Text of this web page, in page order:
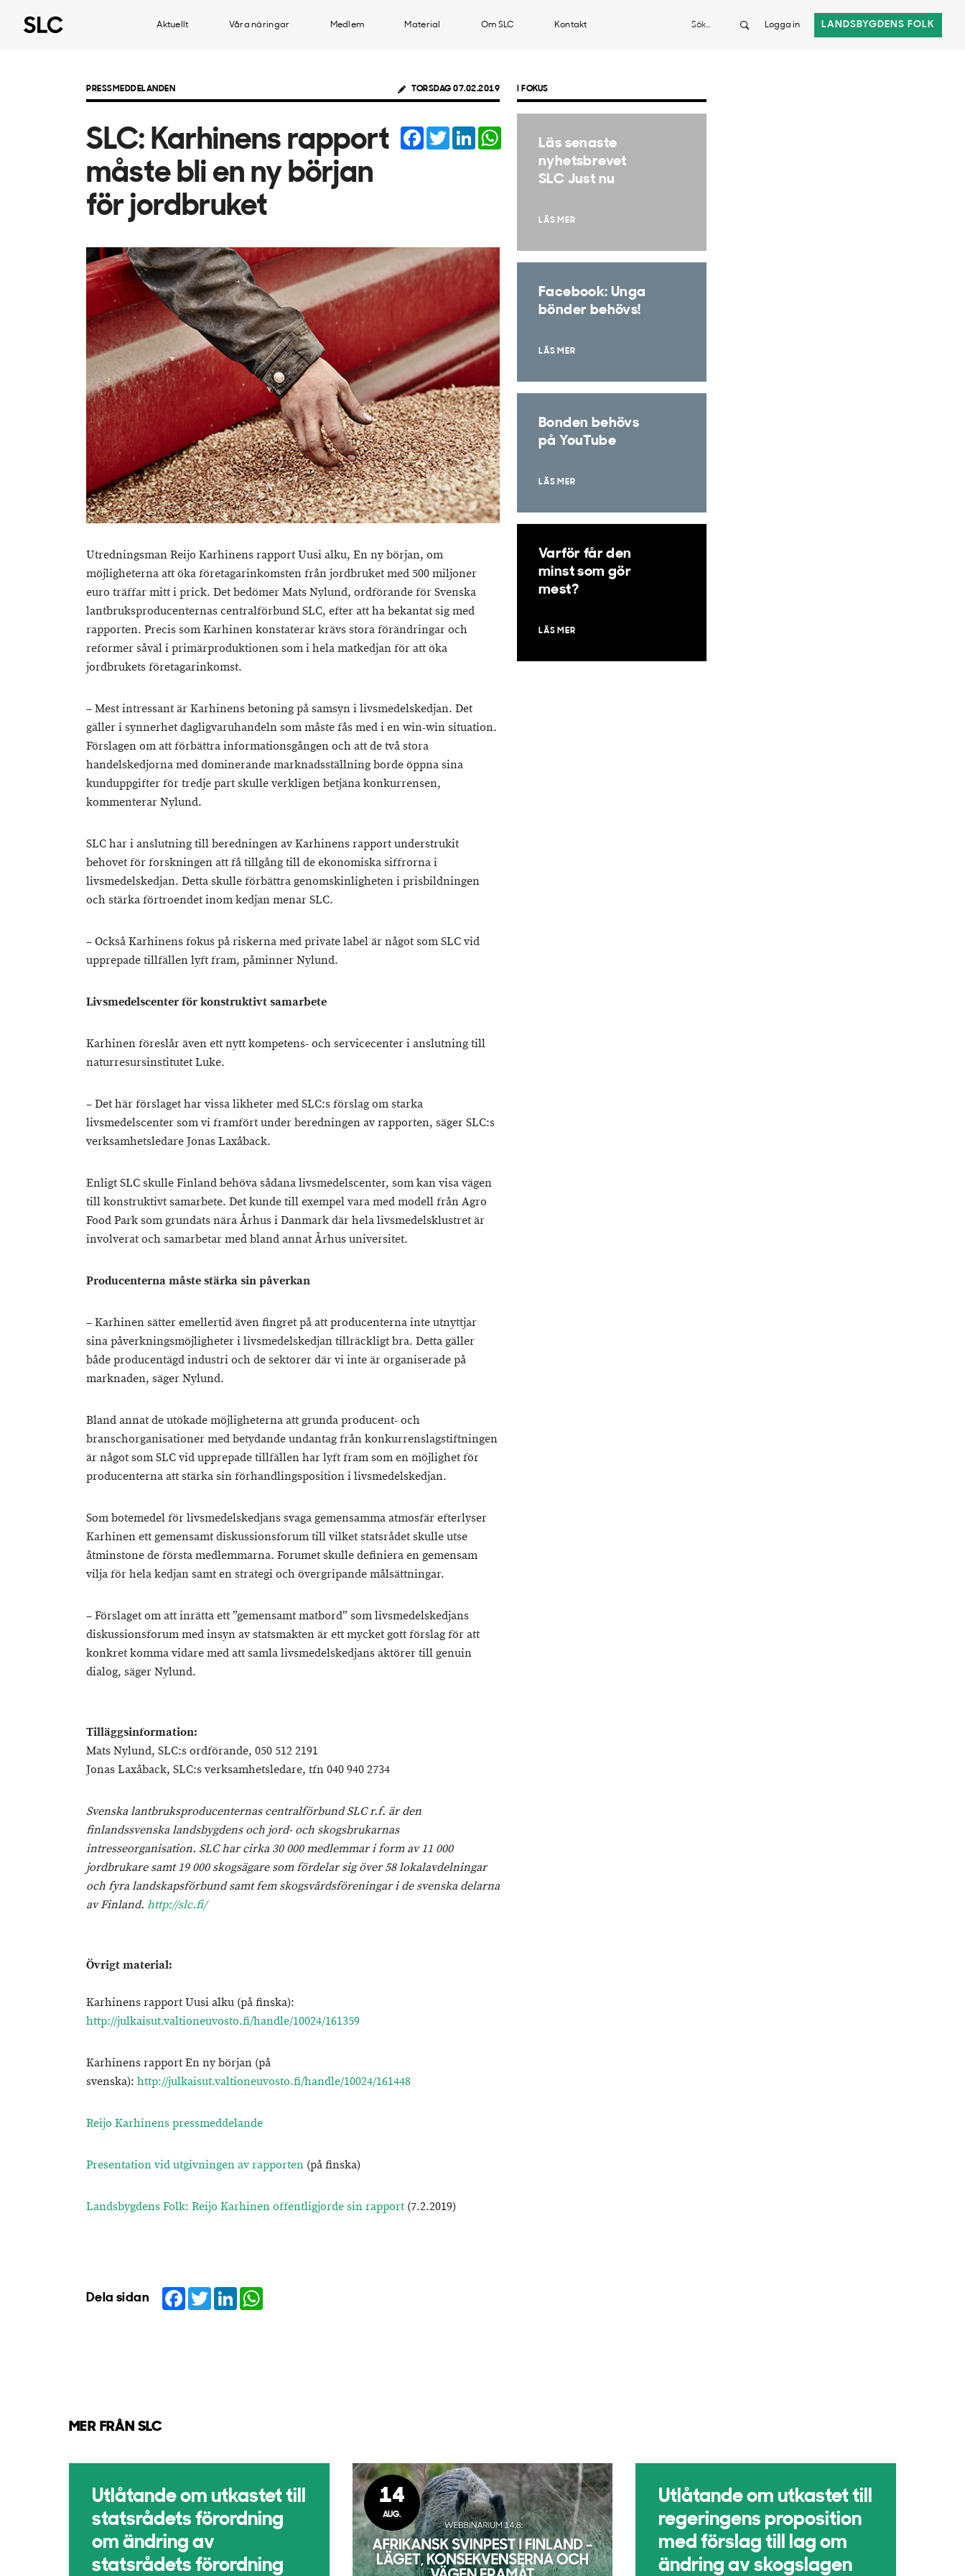
Aktuellt Våra näringar Medlem Material Om SLC Kontakt Sök Logga in LANDSBYGDENS FOLK
PRESSMEDDELANDEN TORSDAG 07.02.2019
SLC: Karhinens rapport
måste bli en ny början
för jordbruket
Facebook
TwitterLinkedIn
Utredningsman Reijo Karhinens rapport Uusi alku, En ny början, om
möjligheterna att öka företagarinkomsten från jordbruket med 500 miljoner
euro träffar mitt i prick. Det bedömer Mats Nylund, ordförande för Svenska
lantbruksproducenternas centralförbund SLC, efter att ha bekantat sig med
rapporten. Precis som Karhinen konstaterar krävs stora förändringar och
reformer såväl i primärproduktionen som i hela matkedjan för att öka
jordbrukets företagarinkomst.
– Mest intressant är Karhinens betoning på samsyn i livsmedelskedjan. Det
gäller i synnerhet dagligvaruhandeln som måste fås med i en win-win situation.
Förslagen om att förbättra informationsgången och att de två stora
handelskedjorna med dominerande marknadsställning borde öppna sina
kunduppgifter för tredje part skulle verkligen betjäna konkurrensen,
kommenterar Nylund.
SLC har i anslutning till beredningen av Karhinens rapport understrukit
behovet för forskningen att få tillgång till de ekonomiska siffrorna i
livsmedelskedjan. Detta skulle förbättra genomskinligheten i prisbildningen
och stärka förtroendet inom kedjan menar SLC.
– Också Karhinens fokus på riskerna med private label är något som SLC vid
upprepade tillfällen lyft fram, påminner Nylund.
Livsmedelscenter för konstruktivt samarbete
Karhinen föreslår även ett nytt kompetens- och servicecenter i anslutning till
naturresursinstitutet Luke.
– Det här förslaget har vissa likheter med SLC:s förslag om starka
livsmedelscenter som vi framfört under beredningen av rapporten, säger SLC:s
verksamhetsledare Jonas Laxåback.
Enligt SLC skulle Finland behöva sådana livsmedelscenter, som kan visa vägen
till konstruktivt samarbete. Det kunde till exempel vara med modell från Agro
Food Park som grundats nära Århus i Danmark där hela livsmedelsklustret är
involverat och samarbetar med bland annat Århus universitet.
Producenterna måste stärka sin påverkan
– Karhinen sätter emellertid även fingret på att producenterna inte utnyttjar
sina påverkningsmöjligheter i livsmedelskedjan tillräckligt bra. Detta gäller
både producentägd industri och de sektorer där vi inte är organiserade på
marknaden, säger Nylund.
Bland annat de utökade möjligheterna att grunda producent- och
branschorganisationer med betydande undantag från konkurrenslagstiftningen
är något som SLC vid upprepade tillfällen har lyft fram som en möjlighet för
producenterna att stärka sin förhandlingsposition i livsmedelskedjan.
Som botemedel för livsmedelskedjans svaga gemensamma atmosfär efterlyser
Karhinen ett gemensamt diskussionsforum till vilket statsrådet skulle utse
åtminstone de första medlemmarna. Forumet skulle definiera en gemensam
vilja för hela kedjan samt en strategi och övergripande målsättningar.
– Förslaget om att inrätta ett ”gemensamt matbord” som livsmedelskedjans
diskussionsforum med insyn av statsmakten är ett mycket gott förslag för att
konkret komma vidare med att samla livsmedelskedjans aktörer till genuin
dialog, säger Nylund.
Tilläggsinformation:
Mats Nylund, SLC:s ordförande, 050 512 2191
Jonas Laxåback, SLC:s verksamhetsledare, tfn 040 940 2734
Svenska lantbruksproducenternas centralförbund SLC r.f. är den
finlandssvenska landsbygdens och jord- och skogsbrukarnas
intresseorganisation. SLC har cirka 30 000 medlemmar i form av 11 000
jordbrukare samt 19 000 skogsägare som fördelar sig över 58 lokalavdelningar
och fyra landskapsförbund samt fem skogsvårdsföreningar i de svenska delarna
av Finland. http://slc.fi/
Övrigt material:
Karhinens rapport Uusi alku (på finska):
http://julkaisut.valtioneuvosto.fi/handle/10024/161359
Karhinens rapport En ny början (på
svenska): http://julkaisut.valtioneuvosto.fi/handle/10024/161448
Reijo Karhinens pressmeddelande
Presentation vid utgivningen av rapporten (på finska)
Landsbygdens Folk: Reijo Karhinen offentligjorde sin rapport (7.2.2019)
Dela sidan Facebook
TwitterLinkedIn
I FOKUS
Läs senaste
nyhetsbrevet
SLC Just nu
LÄS MER
Facebook: Unga
bönder behövs!
LÄS MER
Bonden behövs
på YouTube
LÄS MER
Varför får den
minst som gör
mest?
LÄS MER
MER FRÅN SLC
Utlåtande om utkastet till
statsrådets förordning
om ändring av
statsrådets förordning
14
AUG.
Utlåtande om utkastet till
regeringens proposition
med förslag till lag om
ändring av skogslagen